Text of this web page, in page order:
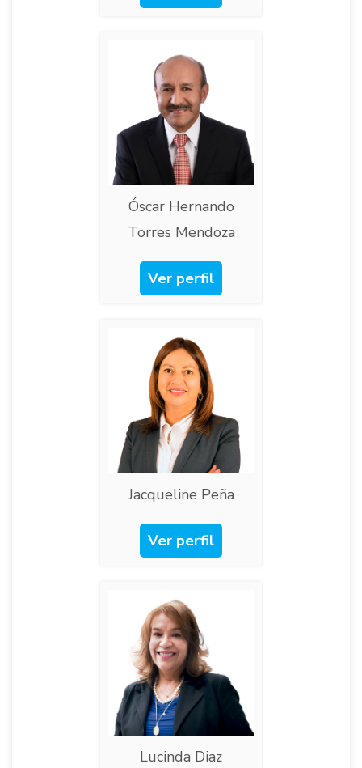
Óscar Hernando
Torres Mendoza​
Ver perfil
Jacqueline Peña
Ver perfil
Lucinda Diaz